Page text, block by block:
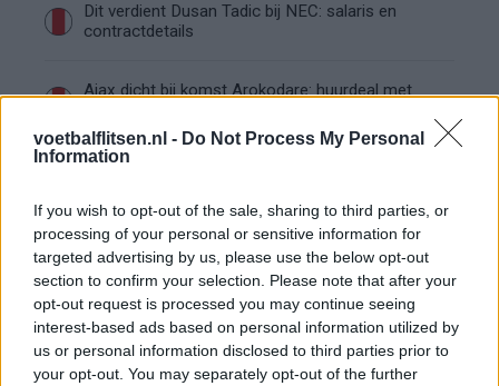
voetbalflitsen.nl - Do Not Process My Personal
Information
If you wish to opt-out of the sale, sharing to third parties, or
processing of your personal or sensitive information for
targeted advertising by us, please use the below opt-out
section to confirm your selection. Please note that after your
opt-out request is processed you may continue seeing
interest-based ads based on personal information utilized by
us or personal information disclosed to third parties prior to
your opt-out. You may separately opt-out of the further
Dit verdient Dusan Tadic bij NEC: salaris en
contractdetails
Ajax dicht bij komst Arokodare: huurdeal met
Ajax helpt Burnley uit de brand met afgeknipte
Hakim Ziyech verhuurt opnieuw luxe
appartement op Amsterdamse Zuidas
Marcos Leonardo laat eerste indruk achter bij
Ajax: 'Hier gaan fans van genieten'